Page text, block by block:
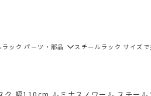
ラック パーツ・部品 スチールラック サイズで